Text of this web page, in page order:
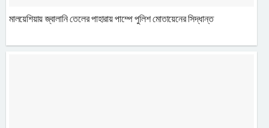
মালয়েশিয়ায় জ্বালানি তেলের পাহারায় পাম্পে পুলিশ মোতায়েনের সিদ্ধান্ত